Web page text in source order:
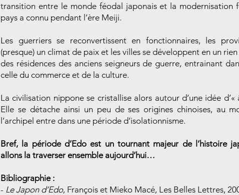
transition entre le monde féodal japonais et la modernisation
pays a connu pendant l’ère Meiji.
Les guerriers se reconvertissent en fonctionnaires, les
(presque) un climat de paix et les villes se développent en un
des résidences des anciens seigneurs de guerre, entrainant
celle du commerce et de la culture.
La civilisation nippone se cristallise alors autour d’une idée d’«
Elle se détache ainsi un peu de ses origines chinoises, au
l’archipel entre dans une période d’isolationnisme.
Bref, la période d’Edo est un tournant majeur de l’histoire
allons la traverser ensemble aujourd’hui…
Bibliographie :
- Le Japon d’Edo, François et Mieko Macé, Les Belles Lettres,